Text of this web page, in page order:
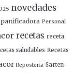
novedades
panificadora Personal
recetas receta
saludables Recetas
Reposteria Sarten